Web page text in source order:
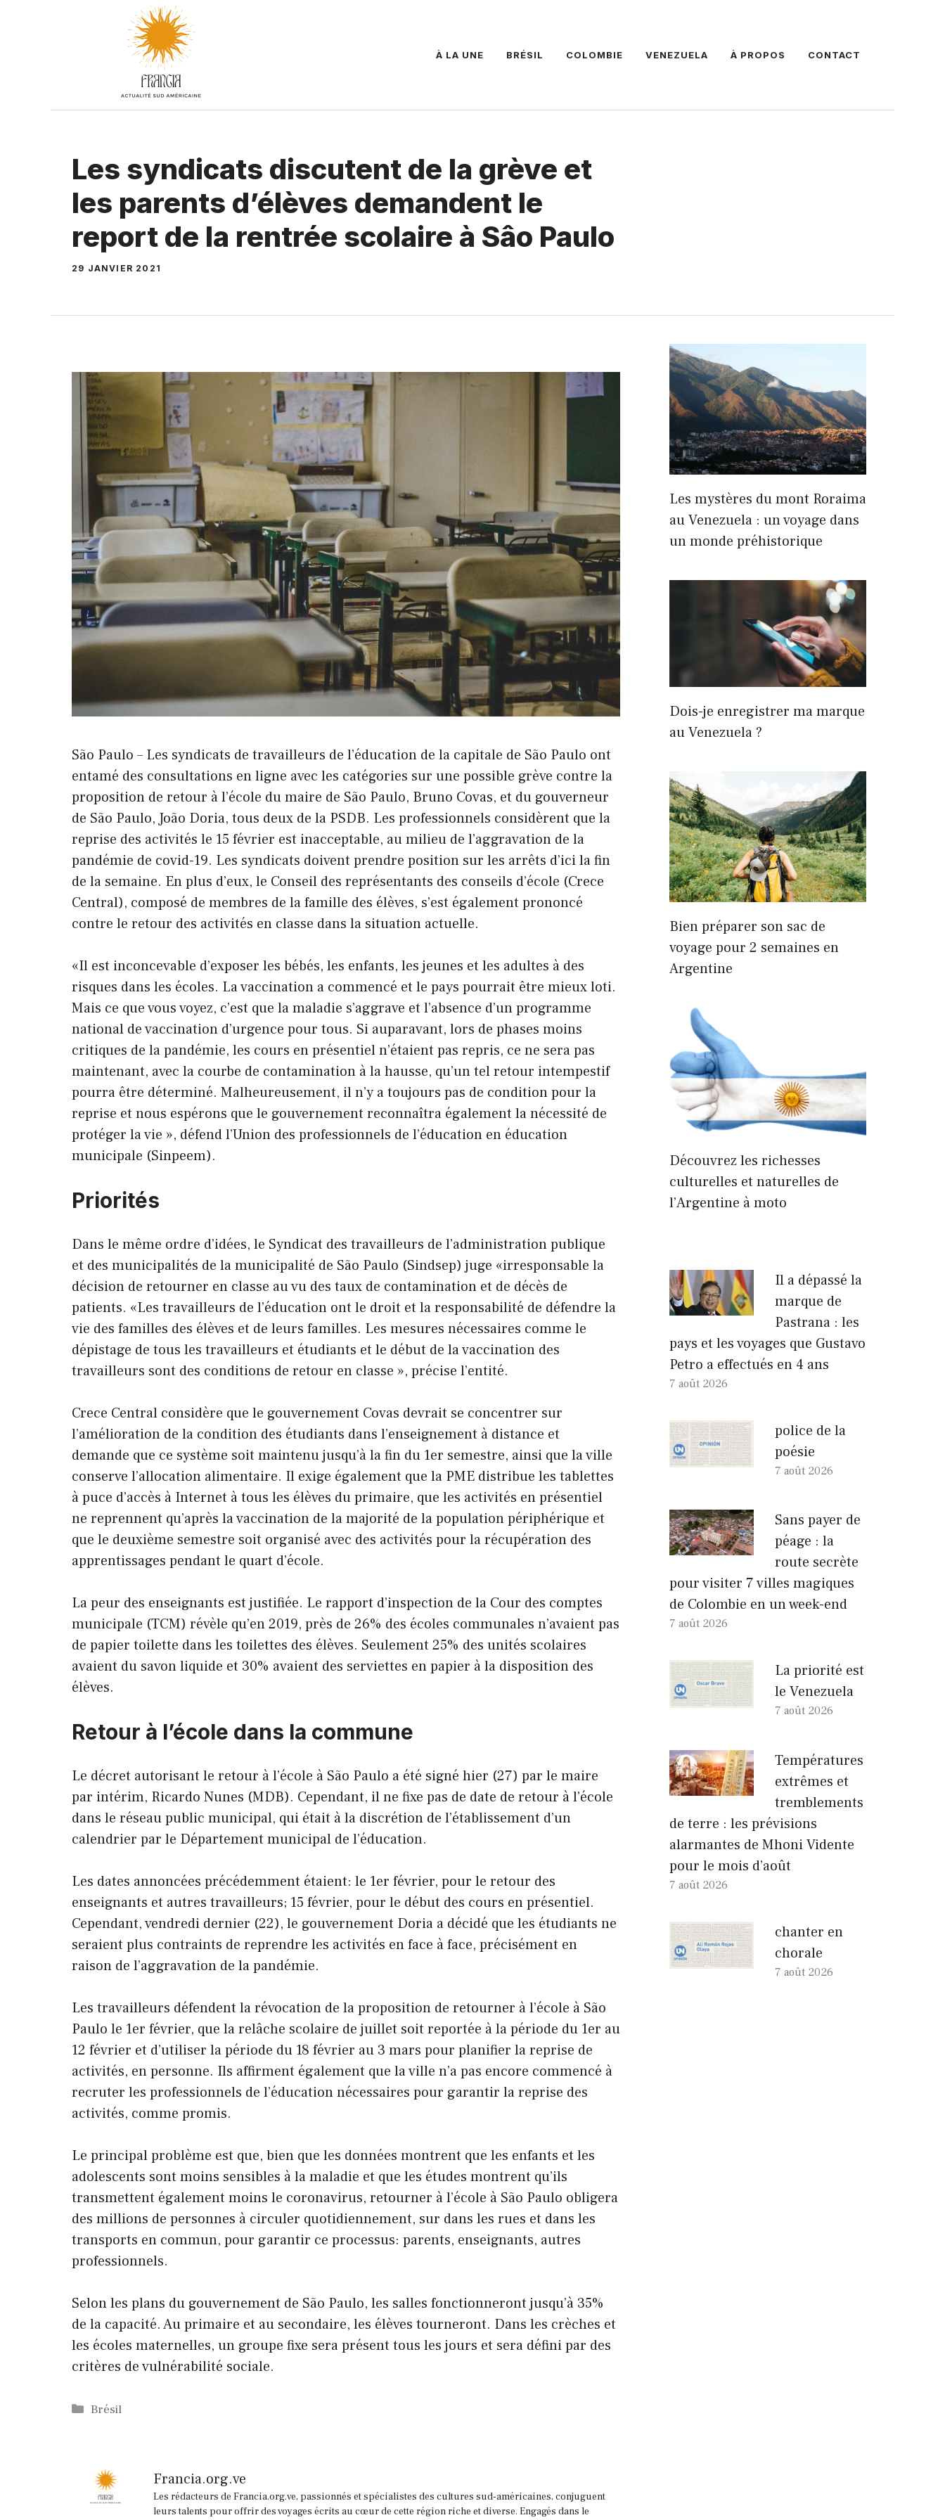
À LA UNE BRÉSIL COLOMBIE VENEZUELA À PROPOS CONTACT
Les syndicats discutent de la grève et
les parents d’élèves demandent le
report de la rentrée scolaire à Sâo Paulo
29 JANVIER 2021
São Paulo – Les syndicats de travailleurs de l’éducation de la capitale de São Paulo ont
entamé des consultations en ligne avec les catégories sur une possible grève contre la
proposition de retour à l’école du maire de São Paulo, Bruno Covas, et du gouverneur
de São Paulo, João Doria, tous deux de la PSDB. Les professionnels considèrent que la
reprise des activités le 15 février est inacceptable, au milieu de l’aggravation de la
pandémie de covid-19. Les syndicats doivent prendre position sur les arrêts d’ici la fin
de la semaine. En plus d’eux, le Conseil des représentants des conseils d’école (Crece
Central), composé de membres de la famille des élèves, s’est également prononcé
contre le retour des activités en classe dans la situation actuelle.
«Il est inconcevable d’exposer les bébés, les enfants, les jeunes et les adultes à des
risques dans les écoles. La vaccination a commencé et le pays pourrait être mieux loti.
Mais ce que vous voyez, c’est que la maladie s’aggrave et l’absence d’un programme
national de vaccination d’urgence pour tous. Si auparavant, lors de phases moins
critiques de la pandémie, les cours en présentiel n’étaient pas repris, ce ne sera pas
maintenant, avec la courbe de contamination à la hausse, qu’un tel retour intempestif
pourra être déterminé. Malheureusement, il n’y a toujours pas de condition pour la
reprise et nous espérons que le gouvernement reconnaîtra également la nécessité de
protéger la vie », défend l’Union des professionnels de l’éducation en éducation
municipale (Sinpeem).
Priorités
Dans le même ordre d’idées, le Syndicat des travailleurs de l’administration publique
et des municipalités de la municipalité de São Paulo (Sindsep) juge «irresponsable la
décision de retourner en classe au vu des taux de contamination et de décès de
patients. «Les travailleurs de l’éducation ont le droit et la responsabilité de défendre la
vie des familles des élèves et de leurs familles. Les mesures nécessaires comme le
dépistage de tous les travailleurs et étudiants et le début de la vaccination des
travailleurs sont des conditions de retour en classe », précise l’entité.
Crece Central considère que le gouvernement Covas devrait se concentrer sur
l’amélioration de la condition des étudiants dans l’enseignement à distance et
demande que ce système soit maintenu jusqu’à la fin du 1er semestre, ainsi que la ville
conserve l’allocation alimentaire. Il exige également que la PME distribue les tablettes
à puce d’accès à Internet à tous les élèves du primaire, que les activités en présentiel
ne reprennent qu’après la vaccination de la majorité de la population périphérique et
que le deuxième semestre soit organisé avec des activités pour la récupération des
apprentissages pendant le quart d’école.
La peur des enseignants est justifiée. Le rapport d’inspection de la Cour des comptes
municipale (TCM) révèle qu’en 2019, près de 26% des écoles communales n’avaient pas
de papier toilette dans les toilettes des élèves. Seulement 25% des unités scolaires
avaient du savon liquide et 30% avaient des serviettes en papier à la disposition des
élèves.
Retour à l’école dans la commune
Le décret autorisant le retour à l’école à São Paulo a été signé hier (27) par le maire
par intérim, Ricardo Nunes (MDB). Cependant, il ne fixe pas de date de retour à l’école
dans le réseau public municipal, qui était à la discrétion de l’établissement d’un
calendrier par le Département municipal de l’éducation.
Les dates annoncées précédemment étaient: le 1er février, pour le retour des
enseignants et autres travailleurs; 15 février, pour le début des cours en présentiel.
Cependant, vendredi dernier (22), le gouvernement Doria a décidé que les étudiants ne
seraient plus contraints de reprendre les activités en face à face, précisément en
raison de l’aggravation de la pandémie.
Les travailleurs défendent la révocation de la proposition de retourner à l’école à São
Paulo le 1er février, que la relâche scolaire de juillet soit reportée à la période du 1er au
12 février et d’utiliser la période du 18 février au 3 mars pour planifier la reprise de
activités, en personne. Ils affirment également que la ville n’a pas encore commencé à
recruter les professionnels de l’éducation nécessaires pour garantir la reprise des
activités, comme promis.
Le principal problème est que, bien que les données montrent que les enfants et les
adolescents sont moins sensibles à la maladie et que les études montrent qu’ils
transmettent également moins le coronavirus, retourner à l’école à São Paulo obligera
des millions de personnes à circuler quotidiennement, sur dans les rues et dans les
transports en commun, pour garantir ce processus: parents, enseignants, autres
professionnels.
Selon les plans du gouvernement de São Paulo, les salles fonctionneront jusqu’à 35%
de la capacité. Au primaire et au secondaire, les élèves tourneront. Dans les crèches et
les écoles maternelles, un groupe fixe sera présent tous les jours et sera défini par des
critères de vulnérabilité sociale.
Catégories
Brésil
Francia.org.ve
Les rédacteurs de Francia.org.ve, passionnés et spécialistes des cultures sud-américaines, conjuguent
leurs talents pour offrir des voyages écrits au cœur de cette région riche et diverse. Engagés dans le
Les mystères du mont Roraima
au Venezuela : un voyage dans
un monde préhistorique
Dois-je enregistrer ma marque
au Venezuela ?
Bien préparer son sac de
voyage pour 2 semaines en
Argentine
Découvrez les richesses
culturelles et naturelles de
l’Argentine à moto
Il a dépassé la
marque de
Pastrana : les
pays et les voyages que Gustavo
Petro a effectués en 4 ans
7 août 2026
police de la
poésie
7 août 2026
Sans payer de
péage : la
route secrète
pour visiter 7 villes magiques
de Colombie en un week-end
7 août 2026
La priorité est
le Venezuela
7 août 2026
Températures
extrêmes et
tremblements
de terre : les prévisions
alarmantes de Mhoni Vidente
pour le mois d’août
7 août 2026
chanter en
chorale
7 août 2026